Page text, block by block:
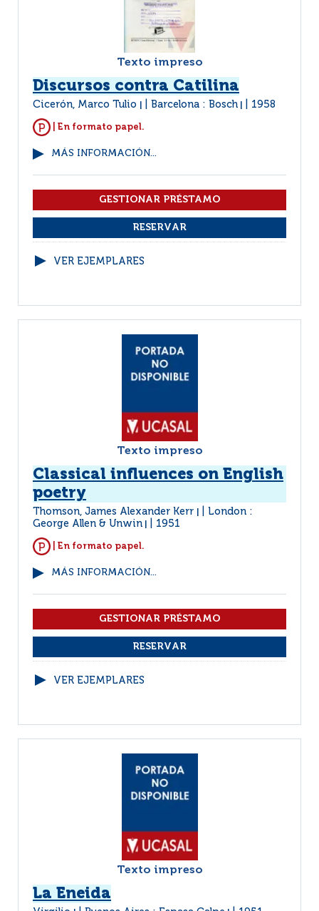
Texto impreso
Discursos contra Catilina
Cicerón, Marco Tulio Barcelona : Bosch 1958
| En formato papel.
MÁS INFORMACIÓN...
VER EJEMPLARES
Texto impreso
Classical influences on English
poetry
Thomson, James Alexander Kerr
London :
George Allen & Unwin
1951
| En formato papel.
MÁS INFORMACIÓN...
VER EJEMPLARES
Texto impreso
La Eneida